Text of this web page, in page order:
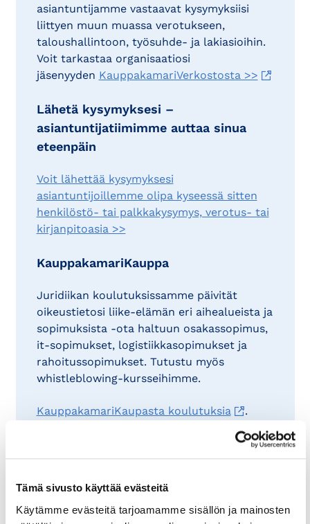
Tämä sivusto käyttää evästeitä
Käytämme evästeitä tarjoamamme sisällön ja mainosten
asiantuntijamme vastaavat kysymyksiisi
liittyen muun muassa verotukseen,
taloushallintoon, työsuhde- ja lakiasioihin.
Voit tarkastaa organisaatiosi
jäsenyyden KauppakamariVerkostosta >>
Lähetä kysymyksesi –
asiantuntijatiimimme auttaa sinua
eteenpäin
Voit lähettää kysymyksesi
asiantuntijoillemme olipa kyseessä sitten
henkilöstö- tai palkkakysymys, verotus- tai
kirjanpitoasia >>
KauppakamariKauppa
Juridiikan koulutuksissamme päivität
oikeustietosi liike-elämän eri aihealueista ja
sopimuksista -ota haltuun osakassopimus,
it-sopimukset, logistiikkasopimukset ja
rahoitussopimukset. Tutustu myös
whistleblowing-kursseihimme.
KauppakamariKaupasta koulutuksia
.